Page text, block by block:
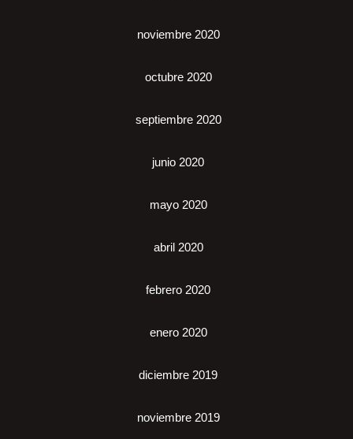
noviembre 2020
octubre 2020
septiembre 2020
junio 2020
mayo 2020
abril 2020
febrero 2020
enero 2020
diciembre 2019
noviembre 2019